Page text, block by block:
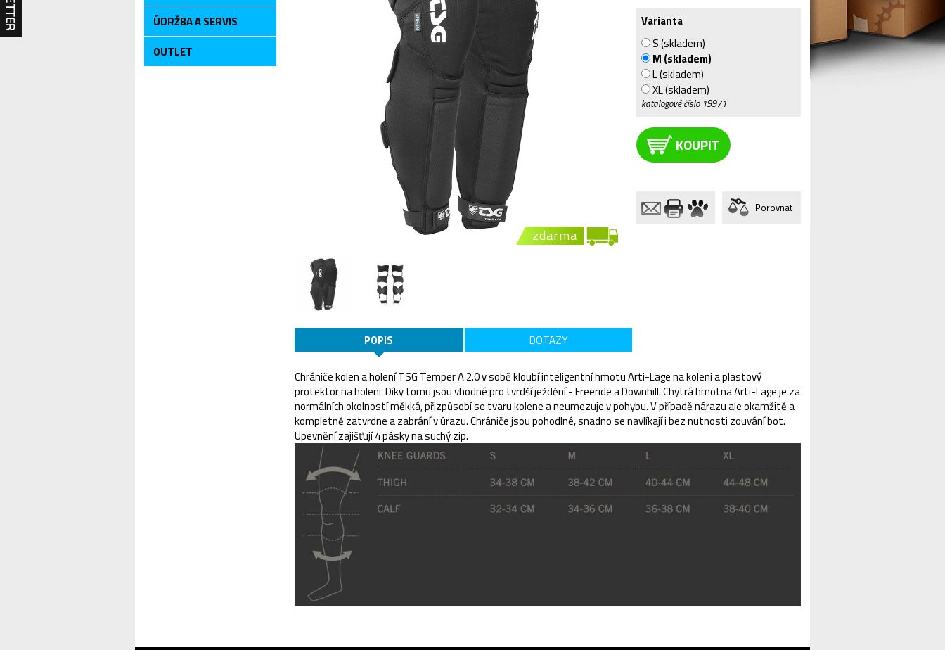
ÚDRŽBA A SERVIS
OUTLET
zdarma
Varianta
S (skladem)
M (skladem)
L (skladem)
XL (skladem)
katalogové číslo 19971
KOUPIT
Porovnat
POPIS DOTAZY
Chrániče kolen a holení TSG Temper A 2.0 v sobě kloubí inteligentní hmotu Arti-Lage na koleni a plastový
protektor na holeni. Díky tomu jsou vhodné pro tvrdší ježdění - Freeride a Downhill. Chytrá hmotna Arti-Lage je za
normálních okolností měkká, přizpůsobí se tvaru kolene a neumezuje v pohybu. V případě nárazu ale okamžitě a
kompletně zatvrdne a zabrání v úrazu. Chrániče jsou pohodlné, snadno se navlíkají i bez nutnosti zouvání bot.
Upevnění zajišťují 4 pásky na suchý zip.